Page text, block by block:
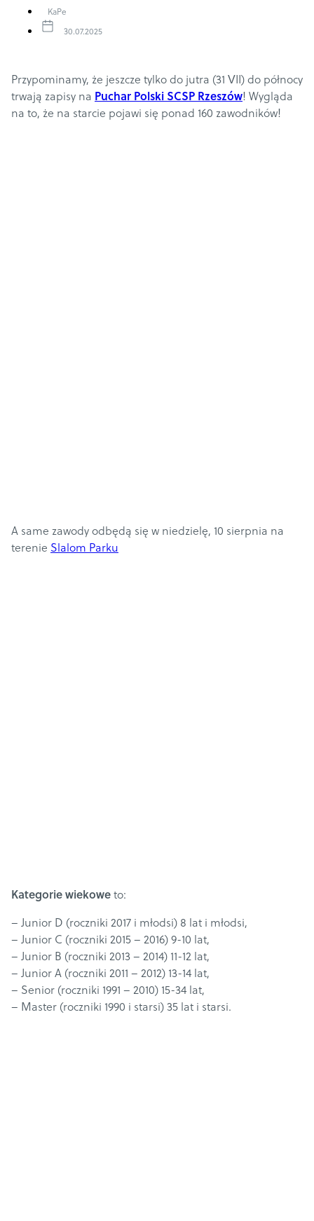
KaPe
30.07.2025
Przypominamy, że jeszcze tylko do jutra (31 VII) do północy
trwają zapisy na Puchar Polski SCSP Rzeszów! Wygląda
na to, że na starcie pojawi się ponad 160 zawodników!
A same zawody odbędą się w niedzielę, 10 sierpnia na
terenie Slalom Parku
Kategorie wiekoweto:
– Junior D (roczniki 2017 i młodsi) 8 lat i młodsi,
– Junior C (roczniki 2015 – 2016) 9-10 lat,
– Junior B (roczniki 2013 – 2014) 11-12 lat,
– Junior A (roczniki 2011 – 2012) 13-14 lat,
– Senior (roczniki 1991 – 2010) 15-34 lat,
– Master (roczniki 1990 i starsi) 35 lat i starsi.